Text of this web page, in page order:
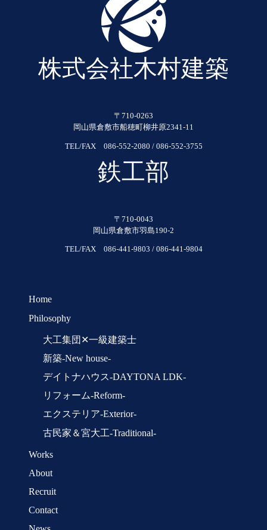
株式会社木村建築
〒710-0263
岡山県倉敷市船穂町柳井原2341-11
TEL/FAX 086-552-2080 / 086-552-3755
鉄工部
〒710-0043
岡山県倉敷市羽島190-2
TEL/FAX 086-441-9803 / 086-441-9804
Home
Philosophy
大工集団✕一級建築士
新築-New house-
デイトナハウス-DAYTONA LDK-
リフォーム-Reform-
エクステリア-Exterior-
古民家＆宮大工-Traditional-
Works
About
Recruit
Contact